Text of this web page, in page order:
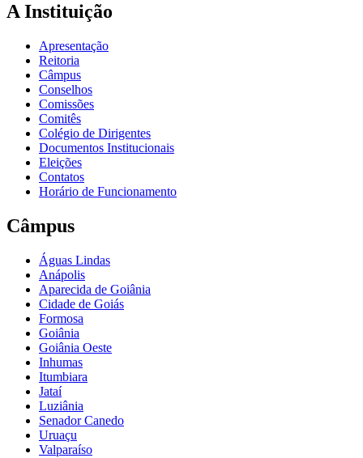
A Instituição
Apresentação
Reitoria
Câmpus
Conselhos
Comissões
Comitês
Colégio de Dirigentes
Documentos Institucionais
Eleições
Contatos
Horário de Funcionamento
Câmpus
Águas Lindas
Anápolis
Aparecida de Goiânia
Cidade de Goiás
Formosa
Goiânia
Goiânia Oeste
Inhumas
Itumbiara
Jataí
Luziânia
Senador Canedo
Uruaçu
Valparaíso